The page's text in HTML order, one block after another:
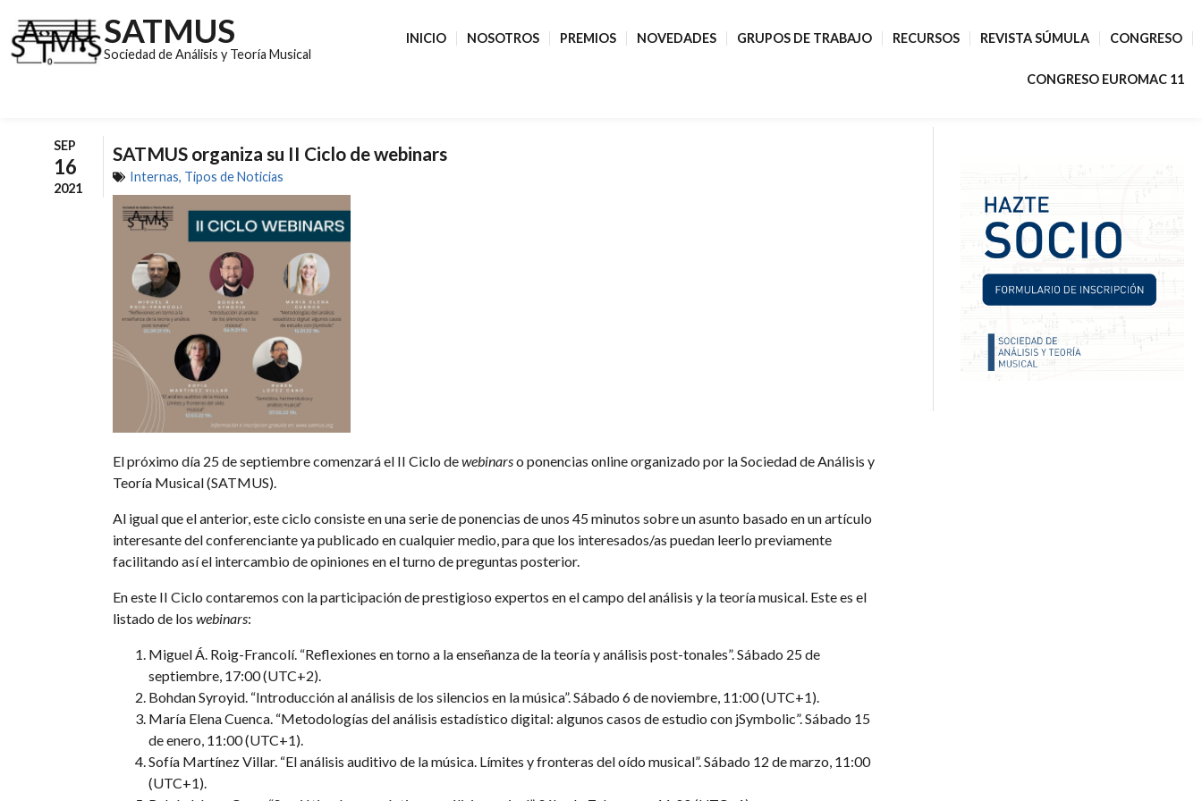
SATMUS
Sociedad de Análisis y Teoría Musical
INICIO NOSOTROS PREMIOS NOVEDADES GRUPOS DE TRABAJO RECURSOS REVISTA SÚMULA CONGRESO
CONGRESO EUROMAC 11
SEP
16
2021
SATMUS organiza su II Ciclo de webinars
Internas, Tipos de Noticias
El próximo día 25 de septiembre comenzará el II Ciclo dewebinarso ponencias online organizado por la Sociedad de Análisis y
Teoría Musical (SATMUS).
Al igual que el anterior, este ciclo consiste en una serie de ponencias de unos 45 minutos sobre un asunto basado en un artículo
interesante del conferenciante ya publicado en cualquier medio, para que los interesados/as puedan leerlo previamente
facilitando así el intercambio de opiniones en el turno de preguntas posterior.
En este II Ciclo contaremos con la participación de prestigioso expertos en el campo del análisis y la teoría musical. Este es el
listado de los webinars:
Miguel Á. Roig-Francolí. “Reflexiones en torno a la enseñanza de la teoría y análisis post-tonales”. Sábado 25 de
septiembre, 17:00 (UTC+2).
Bohdan Syroyid. “Introducción al análisis de los silencios en la música”. Sábado 6 de noviembre, 11:00 (UTC+1).
María Elena Cuenca. “Metodologías del análisis estadístico digital: algunos casos de estudio con jSymbolic”. Sábado 15
de enero, 11:00 (UTC+1).
Sofía Martínez Villar. “El análisis auditivo de la música. Límites y fronteras del oído musical”. Sábado 12 de marzo, 11:00
(UTC+1).